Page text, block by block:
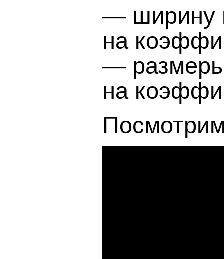
— ширину
на
—
на